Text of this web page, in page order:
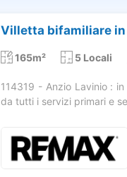
Villetta bifamiliare in
165m² 5 Locali
114319 - Anzio Lavinio :
da tutti i servizi primari e